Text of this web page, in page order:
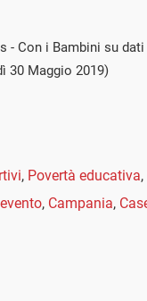
- Con i Bambini su
30 Maggio 2019)
, Povertà educativa,
, Campania,